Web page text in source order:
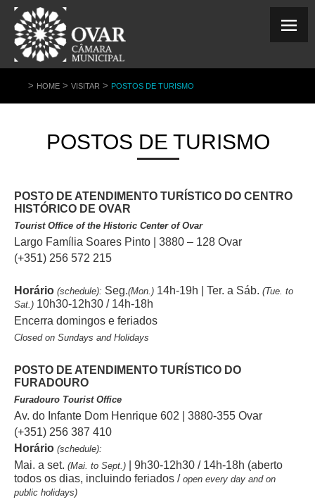
> HOME > VISITAR > POSTOS DE TURISMO
POSTOS DE TURISMO
POSTO DE ATENDIMENTO TURÍSTICO DO CENTRO
HISTÓRICO DE OVAR
Tourist Office of the Historic Center of Ovar
Largo Família Soares Pinto | 3880 – 128 Ovar
(+351) 256 572 215
Horário (schedule): Seg.(Mon.) 14h-19h | Ter. a Sáb. (Tue. to
Sat.) 10h30-12h30 / 14h-18h
Encerra domingos e feriados
Closed on Sundays and Holidays
POSTO DE ATENDIMENTO TURÍSTICO DO
FURADOURO
Furadouro Tourist Office
Av. do Infante Dom Henrique 602 | 3880-355 Ovar
(+351) 256 387 410
Horário (schedule):
Mai. a set. (Mai. to Sept.)
| 9h30-12h30 / 14h-18h (aberto
todos os dias, incluindo feriados / open every day and on
public holidays)